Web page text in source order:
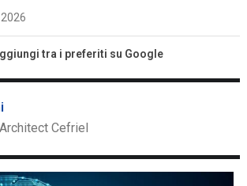
tra i preferiti su Google
Cefriel